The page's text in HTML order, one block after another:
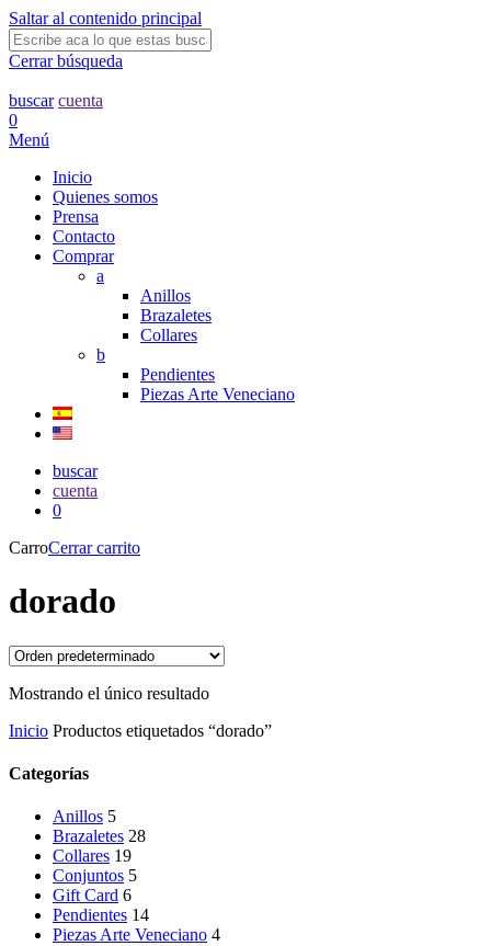
Saltar al contenido principal
Cerrar búsqueda
buscar cuenta
0
Menú
Inicio
Quienes somos
Prensa
Contacto
Comprar
a
Anillos
Brazaletes
Collares
b
Pendientes
Piezas Arte Veneciano
buscar
cuenta
0
CarroCerrar carrito
dorado
Mostrando el único resultado
Inicio Productos etiquetados “dorado”
Categorías
Anillos 5
Brazaletes 28
Collares 19
Conjuntos 5
Gift Card 6
Pendientes 14
Piezas Arte Veneciano 4